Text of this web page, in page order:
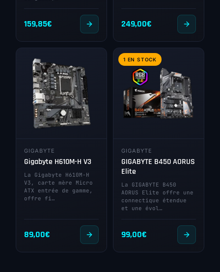
159,85€ 249,00€
GIGABYTE
Gigabyte H610M-H V3
La Gigabyte H610M-H
V3, carte mère Micro
ATX entrée de gamme,
offre fi…
89,00€
1 EN STOCK
GIGABYTE
GIGABYTE B450 AORUS
Elite
La GIGABYTE B450
AORUS Elite offre une
connectique étendue
et une évol…
99,00€